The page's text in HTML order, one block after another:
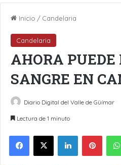
Inicio / Candelaria
Candelaria
AHORA PUEDE
SANGRE EN
Diario Digital del Valle de Güímar
Lectura de 1 minuto
LinkedIn